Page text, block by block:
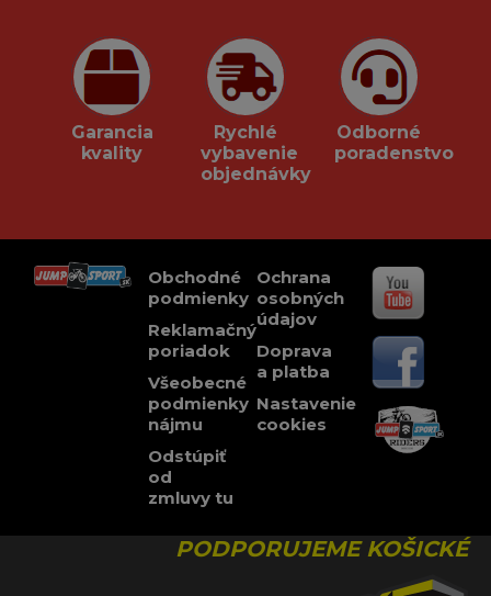
Garancia
kvality
Rychlé
vybavenie
objednávky
Odborné
poradenstvo
Obchodné
podmienky
Reklamačný
poriadok
Všeobecné
podmienky
nájmu
Odstúpiť
od
zmluvy tu
Ochrana
osobných
údajov
Doprava
a platba
Nastavenie
cookies
PODPORUJEME KOŠICKÉ